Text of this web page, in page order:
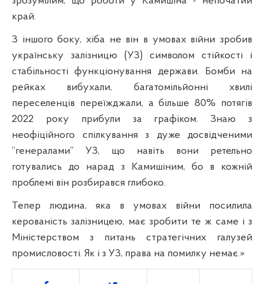
край.
З іншого боку, хіба не він в умовах війни зробив
українську залізницю (УЗ) символом стійкості і
стабільності функціонування держави. Бомби на
рейках вибухали, багатомільйонні хвилі
переселенців переїжджали, а більше 80% потягів
2022 року прибули за графіком. Знаю з
неофіційного спілкування з дуже досвідченими
“генералами” УЗ, що навіть вони ретельно
готувались до нарад з Камишіним, бо в кожній
проблемі він розбирався глибоко.
Тепер людина, яка в умовах війни посилила
керованість залізницею, має зробити те ж саме і з
Міністерством з питань стратегічних галузей
промисловості. Як і з УЗ, права на помилку немає.»